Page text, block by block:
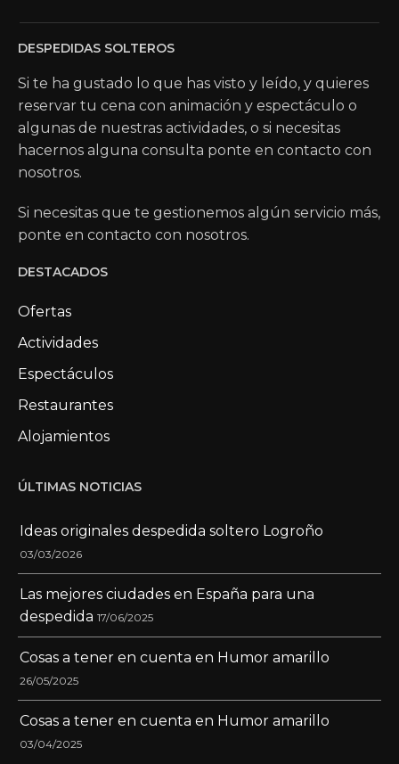
DESPEDIDAS SOLTEROS
Si te ha gustado lo que has visto y leído, y quieres
reservar tu cena con animación y espectáculo o
algunas de nuestras actividades, o si necesitas
hacernos alguna consulta ponte en contacto con
nosotros.
Si necesitas que te gestionemos algún servicio más,
ponte en contacto con nosotros.
DESTACADOS
Ofertas
Actividades
Espectáculos
Restaurantes
Alojamientos
ÚLTIMAS NOTICIAS
Ideas originales despedida soltero Logroño
03/03/2026
Las mejores ciudades en España para una
despedida 17/06/2025
Cosas a tener en cuenta en Humor amarillo
26/05/2025
Cosas a tener en cuenta en Humor amarillo
03/04/2025